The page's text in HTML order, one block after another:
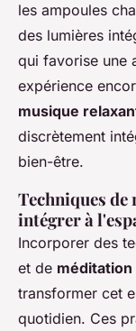
les ampoules
des lumières
qui favorise une
expérience
musique
discrètement
bien-être.
Techniques
intégrer à
Incorporer des
et de méditation
transformer cet
quotidien. Ces